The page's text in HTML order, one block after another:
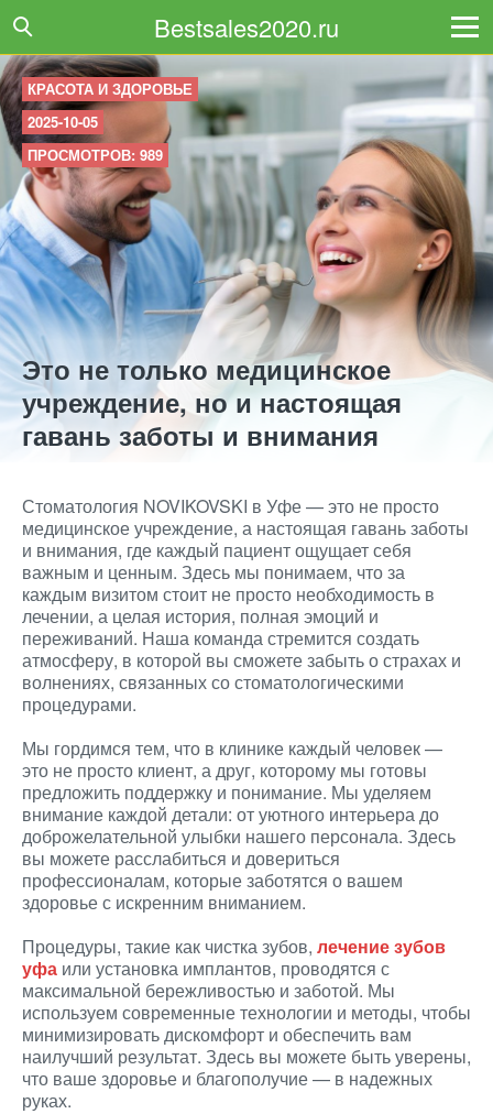
Bestsales2020.ru
КРАСОТА И ЗДОРОВЬЕ
2025-10-05
ПРОСМОТРОВ: 989
Это не только медицинское
учреждение, но и настоящая
гавань заботы и внимания
Стоматология NOVIKOVSKI в Уфе — это не просто
медицинское учреждение, а настоящая гавань заботы
и внимания, где каждый пациент ощущает себя
важным и ценным. Здесь мы понимаем, что за
каждым визитом стоит не просто необходимость в
лечении, а целая история, полная эмоций и
переживаний. Наша команда стремится создать
атмосферу, в которой вы сможете забыть о страхах и
волнениях, связанных со стоматологическими
процедурами.
Мы гордимся тем, что в клинике каждый человек —
это не просто клиент, а друг, которому мы готовы
предложить поддержку и понимание. Мы уделяем
внимание каждой детали: от уютного интерьера до
доброжелательной улыбки нашего персонала. Здесь
вы можете расслабиться и довериться
профессионалам, которые заботятся о вашем
здоровье с искренним вниманием.
Процедуры, такие как чистка зубов, лечение зубов
уфа или установка имплантов, проводятся с
максимальной бережливостью и заботой. Мы
используем современные технологии и методы, чтобы
минимизировать дискомфорт и обеспечить вам
наилучший результат. Здесь вы можете быть уверены,
что ваше здоровье и благополучие — в надежных
руках.